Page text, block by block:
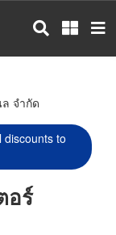
จำกัด
discounts to
อร์